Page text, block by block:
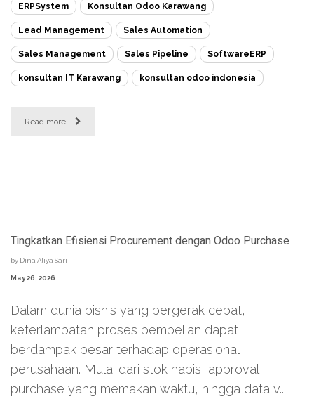
ERPSystem Konsultan Odoo Karawang
Lead Management Sales Automation
Sales Management Sales Pipeline SoftwareERP
konsultan IT Karawang konsultan odoo indonesia
Read more
Tingkatkan Efisiensi Procurement dengan Odoo Purchase
by Dina Aliya Sari
May 26, 2026
Dalam dunia bisnis yang bergerak cepat,
keterlambatan proses pembelian dapat
berdampak besar terhadap operasional
perusahaan. Mulai dari stok habis, approval
purchase yang memakan waktu, hingga data v...